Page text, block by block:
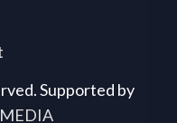
Supported by